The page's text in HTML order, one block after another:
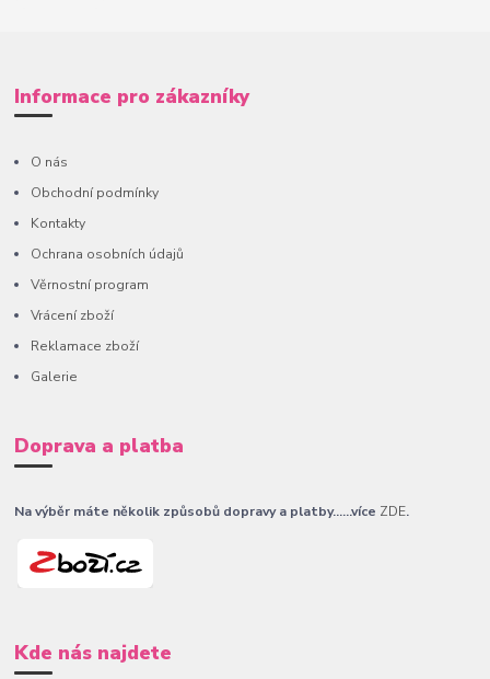
Informace pro zákazníky
O nás
Obchodní podmínky
Kontakty
Ochrana osobních údajů
Věrnostní program
Vrácení zboží
Reklamace zboží
Galerie
Doprava a platba
Na výběr máte několik způsobů dopravy a platby......více ZDE.
Kde nás najdete